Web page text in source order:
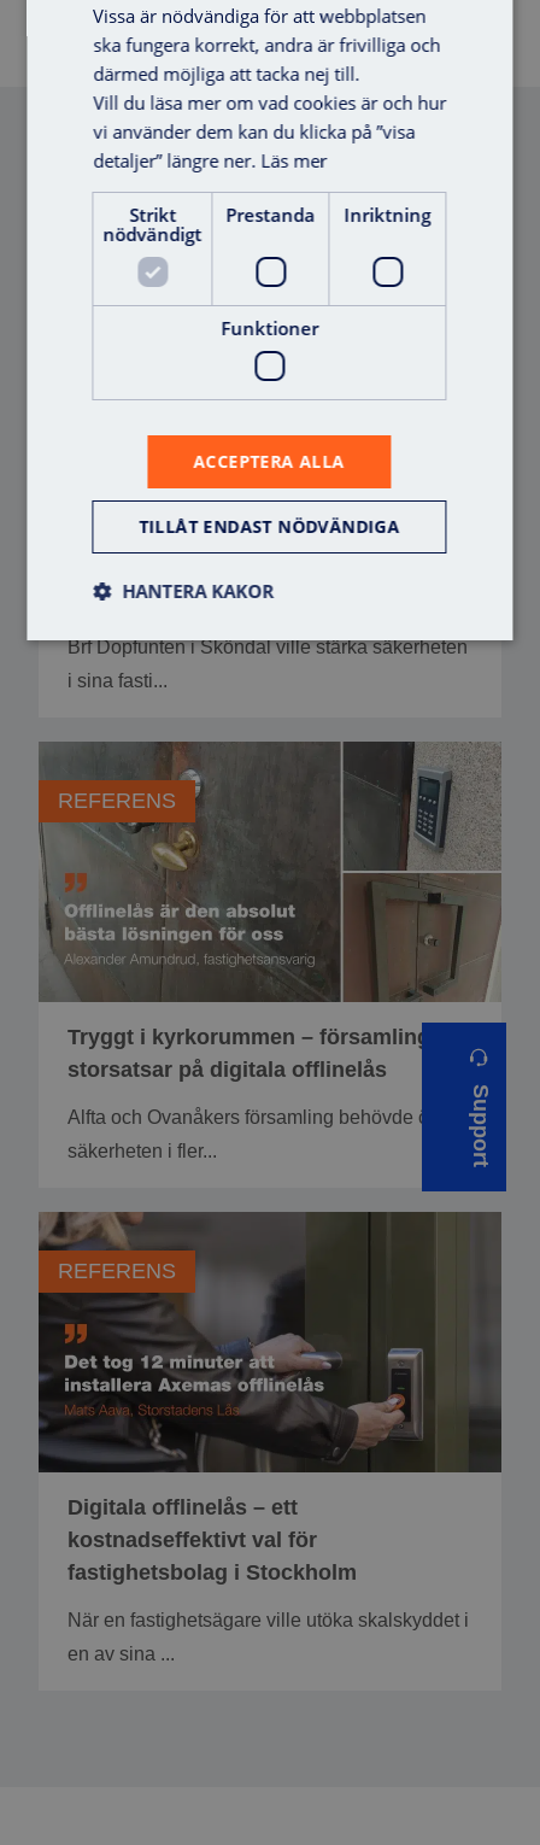
Support
längden, slår han fast.
Läs mer om våra digitala offlinelåshär.
Referenser
Från nycklar till ett digitalt
Dopfunten VAKA®
Brf Dopfunten i Sköndal ville stärka säkerheten
i sina fasti...
REFERENS
Tryggt i kyrkorummen – församlingen
storsatsar på digitala offlinelås
Alfta och Ovanåkers församling behövde öka
säkerheten i fler...
REFERENS
Digitala offlinelås – ett
kostnadseffektivt val för
fastighetsbolag i Stockholm
När en fastighetsägare ville utöka skalskyddet i
en av sina ...
Vissa är nödvändiga för att webbplatsen
ska fungera korrekt, andra är frivilliga och
därmed möjliga att tacka nej till.
Vill du läsa mer om vad cookies är och hur
vi använder dem kan du klicka på ”visa
detaljer” längre ner. Läs mer
Strikt
nödvändigt
Prestanda Inriktning
Funktioner
ACCEPTERA ALLA
TILLÅT ENDAST NÖDVÄNDIGA
HANTERA KAKOR